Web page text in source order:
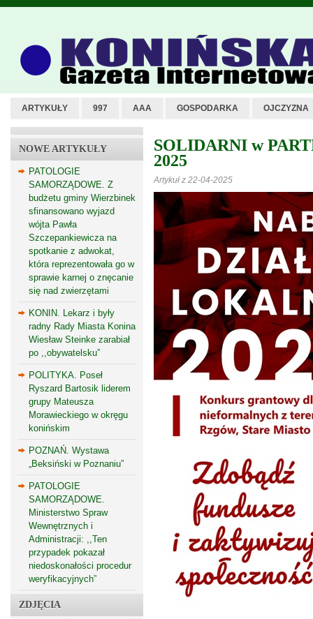
ARTYKUŁY 997 AAA GOSPODARKA OJCZYZNA
NOWE ARTYKUŁY
PATOLOGIE
SAMORZĄDOWE. Z
budżetu gminy Wierzbinek
sfinansowano wyjazd
wójta Pawła
Szczepankiewicza na
spotkanie z adwokat,
która reprezentowała go w
sprawie karnej o znęcanie
się nad zwierzętami
KONIN. Lekarz i były
radny Rady Miasta Konina
Wiesław Steinke zarabiał
po ,,obywatelsku”
POLITYKA. Poseł
Ryszard Bartosik liderem
grupy Mateusza
Morawieckiego w okręgu
konińskim
POZNAŃ. Wystawa
„Beksiński w Poznaniu”
PATOLOGIE
SAMORZĄDOWE.
Ministerstwo Spraw
Wewnętrznych i
Administracji: ,,Ten
przypadek pokazał
niedoskonałości procedur
weryfikacyjnych”
ZDJĘCIA
SOLIDARNI w
2025
Artykuł z 22-04-2025